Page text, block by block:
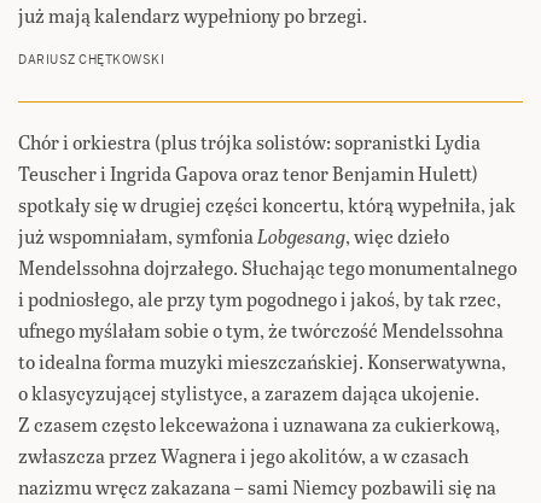
już mają kalendarz wypełniony po brzegi.
DARIUSZ CHĘTKOWSKI
Chór i orkiestra (plus trójka solistów: sopranistki Lydia
Teuscher i Ingrida Gapova oraz tenor Benjamin Hulett)
spotkały się w drugiej części koncertu, którą wypełniła, jak
już wspomniałam, symfoniaLobgesang, więc dzieło
Mendelssohna dojrzałego. Słuchając tego monumentalnego
i podniosłego, ale przy tym pogodnego i jakoś, by tak rzec,
ufnego myślałam sobie o tym, że twórczość Mendelssohna
to idealna forma muzyki mieszczańskiej. Konserwatywna,
o klasycyzującej stylistyce, a zarazem dająca ukojenie.
Z czasem często lekceważona i uznawana za cukierkową,
zwłaszcza przez Wagnera i jego akolitów, a w czasach
nazizmu wręcz zakazana – sami Niemcy pozbawili się na